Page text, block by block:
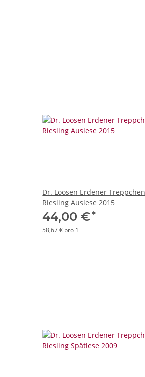
Dr. Loosen Erdener Treppchen
Riesling Auslese 2015
44,00 €*
58,67 € pro 1 l